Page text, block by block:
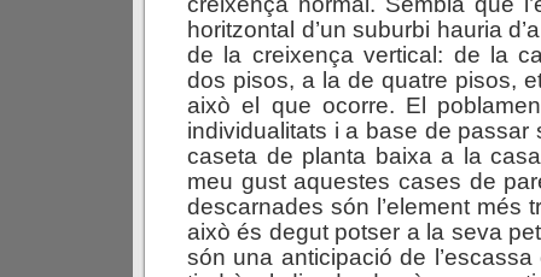
horitzontal d’un suburbi hauria
de la creixença vertical: de la
dos pisos, a la de quatre pisos,
això el que ocorre. El
individualitats i a base de passar
caseta de planta baixa a la
meu gust aquestes cases de
descarnades són l’element més
això és degut potser a la seva
són una anticipació de